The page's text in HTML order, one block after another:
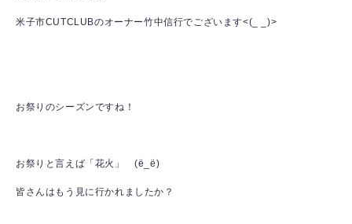
米子市CUTCLUBのオーナー竹中信行でございます<(_ _)>
お祭りのシーズンですね！
お祭りと言えば「花火」 (ё_ё)
皆さんはもう見に行かれましたか？